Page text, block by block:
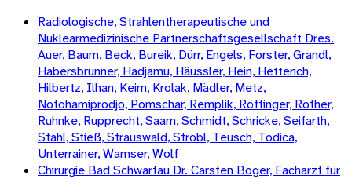
Radiologische, Strahlentherapeutische und
Nuklearmedizinische Partnerschaftsgesellschaft Dres.
Auer, Baum, Beck, Bureik, Dürr, Engels, Forster, Grandl,
Habersbrunner, Hadjamu, Häussler, Hein, Hetterich,
Hilbertz, Ilhan, Keim, Krolak, Mädler, Metz,
Notohamiprodjo, Pomschar, Remplik, Röttinger, Rother,
Ruhnke, Rupprecht, Saam, Schmidt, Schricke, Seifarth,
Stahl, Stieß, Strauswald, Strobl, Teusch, Todica,
Unterrainer, Wamser, Wolf
Chirurgie Bad Schwartau Dr. Carsten Boger, Facharzt für